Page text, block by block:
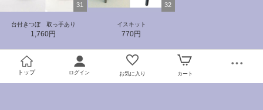
31
台付きつぼ 取っ手あり
1,760円
32
イスキット
770円
トップ ログイン お気に入り カート